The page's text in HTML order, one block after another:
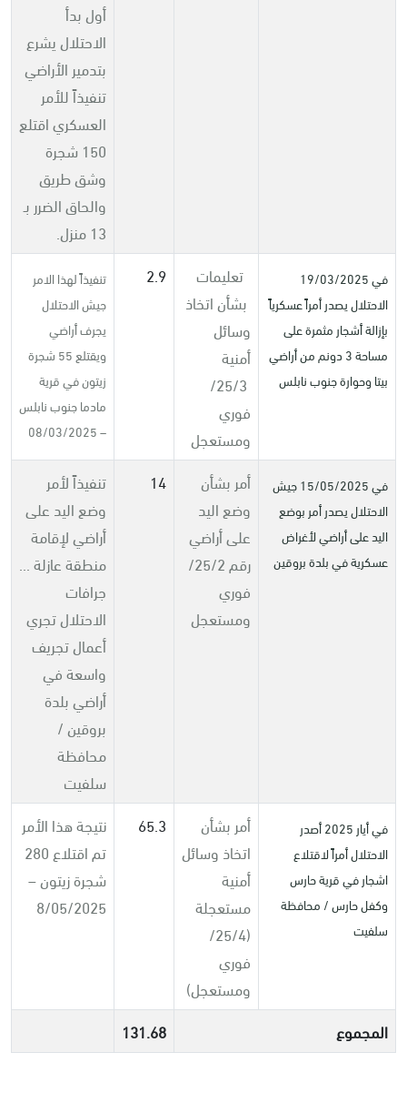
أول بدأ
الاحتلال يشرع
بتدمير الأراضي
تنفيذاً للأمر
العسكري اقتلع
150 شجرة
وشق طريق
والحاق الضرر بـ
13 منزل.
في 19/03/2025
الاحتلال يصدر أمراً عسكرياً
بإزالة أشجار مثمرة على
مساحة 3 دونم من أراضي
بيتا وحوارة جنوب نابلس
تعليمات
بشأن اتخاذ
وسائل
أمنية
25/3/
فوري
ومستعجل
2.9
تنفيذاً لهذا الامر
جيش الاحتلال
يجرف أراضي
ويقتلع 55 شجرة
زيتون في قرية
مادما جنوب نابلس
– 08/03/2025
في 15/05/2025 جيش
الاحتلال يصدر أمر بوضع
اليد على أراضي لأغراض
عسكرية في بلدة بروقين
أمر بشأن
وضع اليد
على أراضي
رقم 25/2/
فوري
ومستعجل
14
تنفيذاً لأمر
وضع اليد على
أراضي لإقامة
منطقة عازلة ...
جرافات
الاحتلال تجري
أعمال تجريف
واسعة في
أراضي بلدة
بروقين /
محافظة
سلفيت
في أيار 2025 أصدر
الاحتلال أمراً لاقتلاع
اشجار في قرية حارس
وكفل حارس / محافظة
سلفيت
أمر بشأن
اتخاذ وسائل
أمنية
مستعجلة
(25/4/
فوري
ومستعجل)
65.3
نتيجة هذا الأمر
تم اقتلاع 280
شجرة زيتون –
8/05/2025
المجموع 131.68